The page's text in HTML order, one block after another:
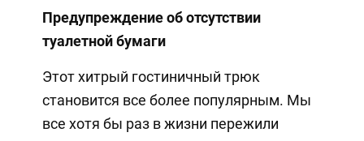
Предупреждение об отсутствии
туалетной бумаги
Этот хитрый гостиничный трюк
становится все более популярным. Мы
все хотя бы раз в жизни пережили